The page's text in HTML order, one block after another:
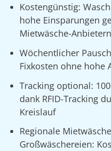
Kostengünstig:
hohe Einsparungen
Mietwäsche-
Wöchentlicher
Fixkosten ohne hohe
Tracking optional:
dank RFID-Tracking
Kreislauf
Regionale
Großwäschereien: